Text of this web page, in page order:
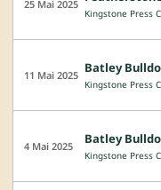
25 Mai 2025
11 Mai 2025
4 Mai 2025